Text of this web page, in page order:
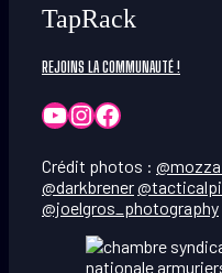
TapRack
REJOINS LA COMMUNAUTÉ !
YouTube
Instagram
Facebook
Crédit photos :
@darkbrener
@joelgros_photography